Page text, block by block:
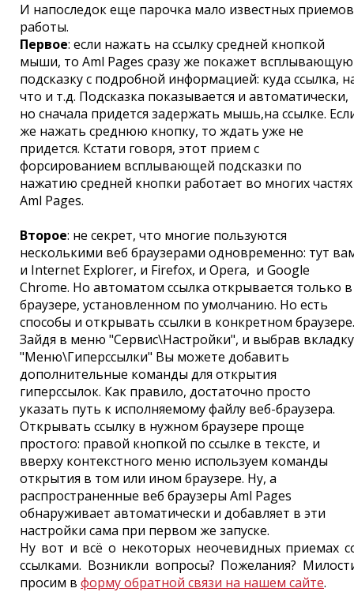
И напоследок еще парочка мало известных приемов
работы.
Первое: если нажать на ссылку средней кнопкой
мыши, то Aml Pages сразу же покажет всплывающую
подсказку с подробной информацией: куда ссылка,
что и т.д. Подсказка показывается и автоматически,
но сначала придется задержать мышь,на ссылке.
же нажать среднюю кнопку, то ждать уже не
придется. Кстати говоря, этот прием с
форсированием всплывающей подсказки по
нажатию средней кнопки работает во многих частях
Aml Pages.
Второе: не секрет, что многие пользуются
несколькими веб браузерами одновременно: тут
и Internet Explorer, и Firefox, и Opera, и Google
Chrome. Но автоматом ссылка открывается только в
браузере, установленном по умолчанию. Но есть
способы и открывать ссылки в конкретном браузере.
Зайдя в меню "Сервис\Настройки", и выбрав вкладку
"Меню\Гиперссылки" Вы можете добавить
дополнительные команды для открытия
гиперссылок. Как правило, достаточно просто
указать путь к исполняемому файлу веб-браузера.
Открывать ссылку в нужном браузере проще
простого: правой кнопкой по ссылке в тексте, и
вверху контекстного меню используем команды
открытия в том или ином браузере. Ну, а
распространенные веб браузеры Aml Pages
обнаруживает автоматически и добавляет в эти
настройки сама при первом же запуске.
Ну вот и всё о некоторых неочевидных приемах
ссылками. Возникли вопросы? Пожелания?
просим в форму обратной связи на нашем сайте.